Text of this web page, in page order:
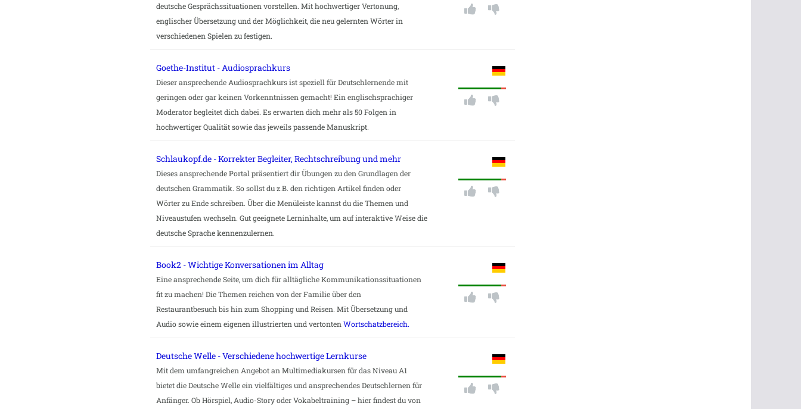
deutsche Gesprächssituationen vorstellen. Mit hochwertiger Vertonung,
englischer Übersetzung und der Möglichkeit, die neu gelernten Wörter in
verschiedenen Spielen zu festigen.
Goethe-Institut - Audiosprachkurs
Dieser ansprechende Audiosprachkurs ist speziell für Deutschlernende mit
geringen oder gar keinen Vorkenntnissen gemacht! Ein englischsprachiger
Moderator begleitet dich dabei. Es erwarten dich mehr als 50 Folgen in
hochwertiger Qualität sowie das jeweils passende Manuskript.
Schlaukopf.de - Korrekter Begleiter, Rechtschreibung und mehr
Dieses ansprechende Portal präsentiert dir Übungen zu den Grundlagen der
deutschen Grammatik. So sollst du z.B. den richtigen Artikel finden oder
Wörter zu Ende schreiben. Über die Menüleiste kannst du die Themen und
Niveaustufen wechseln. Gut geeignete Lerninhalte, um auf interaktive Weise die
deutsche Sprache kennenzulernen.
Book2 - Wichtige Konversationen im Alltag
Eine ansprechende Seite, um dich für alltägliche Kommunikationssituationen
fit zu machen! Die Themen reichen von der Familie über den
Restaurantbesuch bis hin zum Shopping und Reisen. Mit Übersetzung und
Audio sowie einem eigenen illustrierten und vertonten Wortschatzbereich.
Deutsche Welle - Verschiedene hochwertige Lernkurse
Mit dem umfangreichen Angebot an Multimediakursen für das Niveau A1
bietet die Deutsche Welle ein vielfältiges und ansprechendes Deutschlernen für
Anfänger. Ob Hörspiel, Audio-Story oder Vokabeltraining – hier findest du von